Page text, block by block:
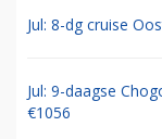
Jul: 8-dg cruise
Jul: 9-daagse
€1056